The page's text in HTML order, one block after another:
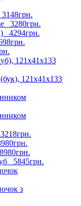
3148грн.
3280грн.
4294грн.
121х41х133
121х41х133
3218грн.
5845грн.
з